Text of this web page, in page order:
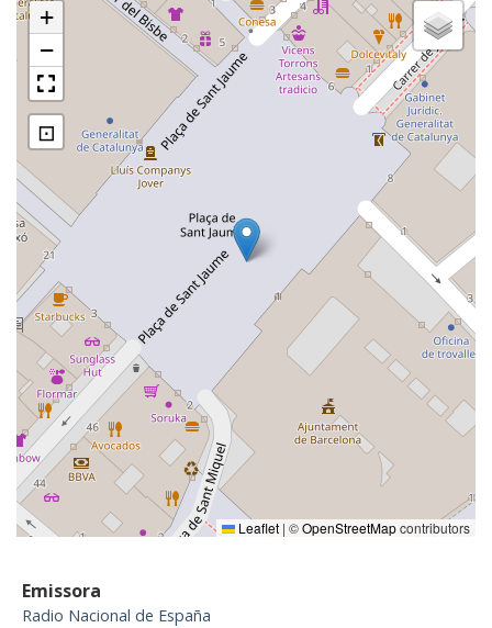
+
−
⊡
Leaflet | ©OpenStreetMapcontributors
Emissora
Radio Nacional de España